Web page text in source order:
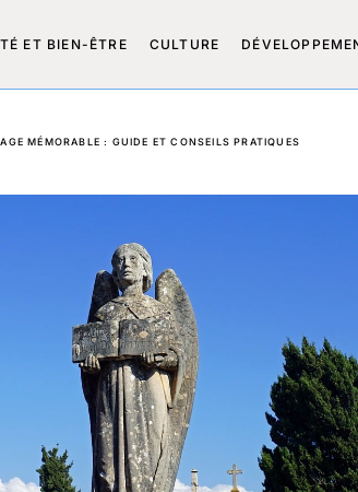
ET BIEN-ÊTRE CULTURE
MÉMORABLE : GUIDE ET CONSEILS PRATIQUES